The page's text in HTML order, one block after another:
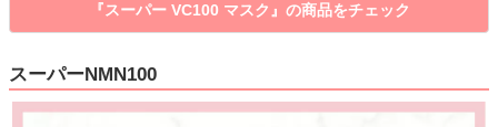
『スーパー VC100 マスク』の商品をチェック
スーパーNMN100